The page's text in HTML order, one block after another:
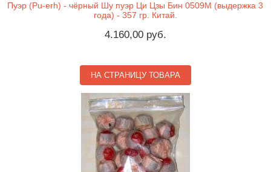
Пуэр (Pu-erh) - чёрный Шу пуэр Ци Цзы Бин 0509М (выдержка 3
года) - 357 гр. Китай.
4.160,00 руб.
НА СТРАНИЦУ ТОВАРА